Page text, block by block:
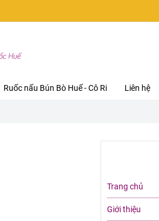
Ruốc nấu Bún Bò Huế - Cô Ri Liên hệ
Trang chủ
Giới thiệu